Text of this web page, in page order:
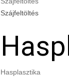
Szájfeltöltés
Hasplasztika